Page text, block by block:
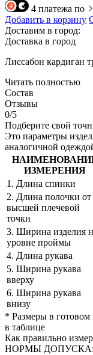
4 платежа по
Добавить в корзину
Доставим в город:
Доставка в город
Лиссабон кардиган
Читать полностью
Состав
Отзывы
0/5
Подберите свой
Это параметры
аналогичной
ИЗМЕРЕНИЯ
1. Длина спинки
2. Длина полочки от
высшей плечевой
точки
3. Ширина изделия
уровне проймы
4. Длина рукава
5. Ширина рукава
вверху
6. Ширина рукава
внизу
* Размеры в готовом
в таблице
Как правильно
НОРМЫ ДОПУСКА: